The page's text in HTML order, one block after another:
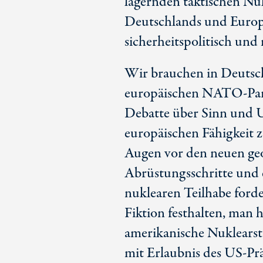
Deutschlands und
sicherheitspolitisch
Wir brauchen in
europäischen NATO-
Debatte über Sinn und
europäischen Fähigkeit
Augen vor den neuen
Abrüstungsschritte und
nuklearen Teilhabe
Fiktion festhalten, man
amerikanische
mit Erlaubnis des US-